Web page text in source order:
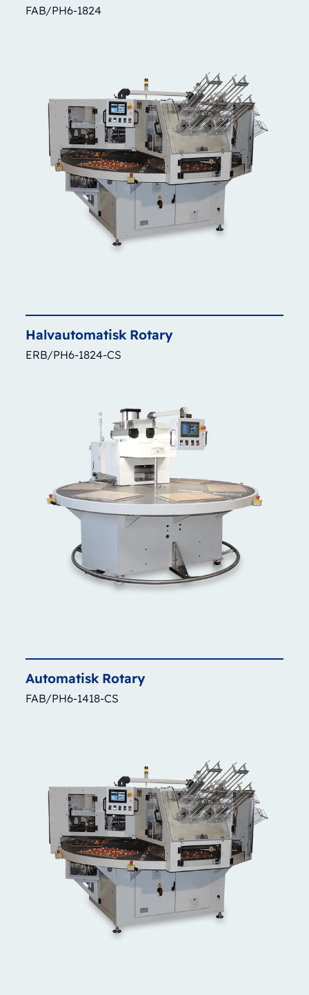
FAB/PH6-1824
Halvautomatisk Rotary
ERB/PH6-1824-CS
Automatisk Rotary
FAB/PH6-1418-CS